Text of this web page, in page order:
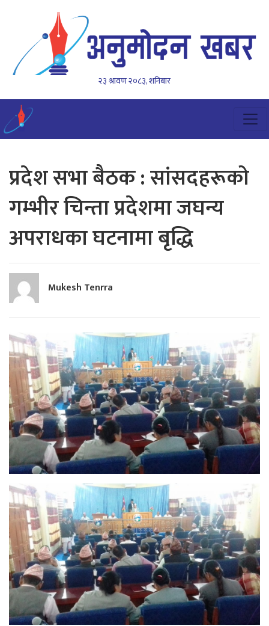
२३ श्रावण २०८३, शनिबार
प्रदेश सभा बैठक : सांसदहरूको
गम्भीर चिन्ता प्रदेशमा जघन्य
अपराधका घटनामा बृद्धि
Mukesh Tenrra